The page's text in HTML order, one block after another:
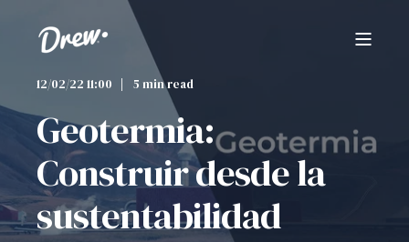
12/02/22 11:00 5 min read
Geotermia:
Construir desde la
sustentabilidad